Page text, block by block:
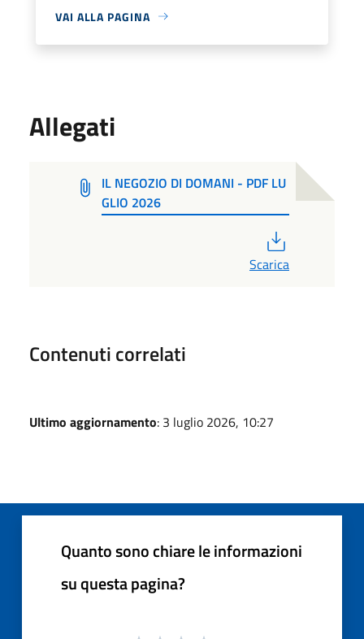
VAI ALLA PAGINA
Allegati
IL NEGOZIO DI DOMANI - PDF LU
GLIO 2026
Scarica
Contenuti correlati
Ultimo aggiornamento: 3 luglio 2026, 10:27
Quanto sono chiare le informazioni
su questa pagina?